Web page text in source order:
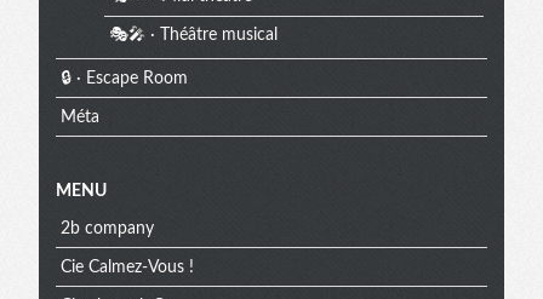
🎭🎤 · Théâtre musical
🔒 · Escape Room
Méta
MENU
2b company
Cie Calmez-Vous !